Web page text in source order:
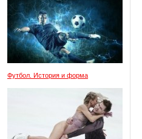
Футбол. История и форма